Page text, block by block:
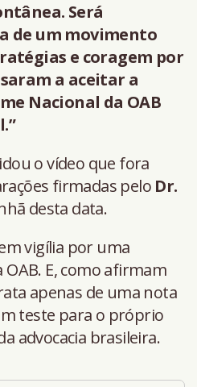
Será
de um movimento
e coragem por
a aceitar a
Nacional da OAB
o vídeo que fora
firmadas pelo Dr.
desta data.
vigília por uma
E, como afirmam
apenas de uma nota
teste para o próprio
advocacia brasileira.